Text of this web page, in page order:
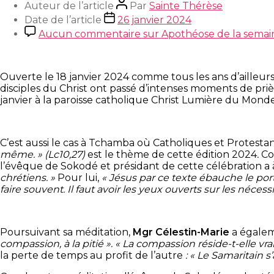
Auteur de l’article Par Sainte Thérèse
Date de l’article
26 janvier 2024
Aucun commentaire sur Apothéose de la
Ouverte le 18 janvier 2024 comme tous les ans
disciples du Christ ont passé d’intenses moments de
janvier à la paroisse catholique Christ Lumière du
C’est aussi le cas à Tchamba où Catholiques et
même. » (Lc10,27)est le thème de cette édition 2024.
l’évêque de Sokodé et présidant de cette célébration
chrétiens. » Pour lui, « Jésus par ce texte ébauche le
faire souvent. Il faut avoir les yeux ouverts sur les
Poursuivant sa méditation, Mgr Célestin-Marie a
compassion, à la pitié ». « La compassion réside-t-elle
la perte de temps au profit de l’autre : « Le Samaritain